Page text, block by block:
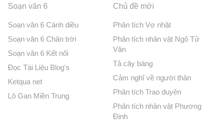
Soạn văn 6
Soạn văn 6 Cánh diều
Soạn văn 6 Chân trời
Soạn văn 6 Kết nối
Đọc Tài Liệu Blog's
Ketqua net
Lô Gan Miền Trung
Chủ đề mới
Phân tích Vợ nhặt
Phân tích nhân vật Ngô Tử
Văn
Tả cây bàng
Cảm nghĩ về người thân
Phân tích Trao duyên
Phân tích nhân vật Phương
Định